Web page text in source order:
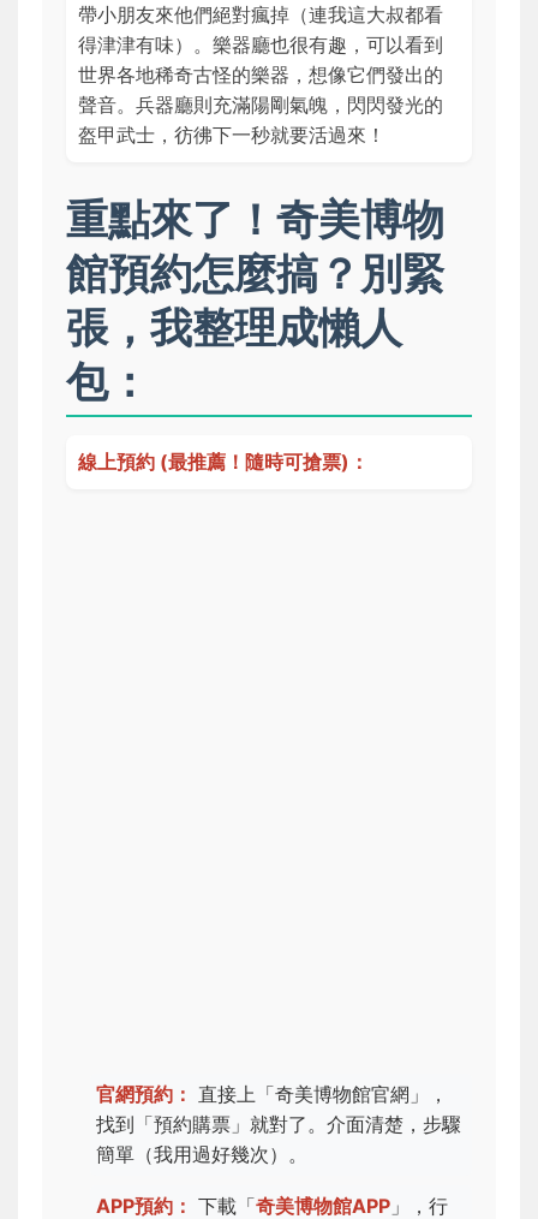
帶小朋友來他們絕對瘋掉（連我這大叔都看
得津津有味）。樂器廳也很有趣，可以看到
世界各地稀奇古怪的樂器，想像它們發出的
聲音。兵器廳則充滿陽剛氣魄，閃閃發光的
盔甲武士，彷彿下一秒就要活過來！
重點來了！奇美博物
館預約怎麼搞？別緊
張，我整理成懶人
包：
線上預約 (最推薦！隨時可搶票)：
官網預約： 直接上「奇美博物館官網」，
找到「預約購票」就對了。介面清楚，步驟
簡單（我用過好幾次）。
APP預約： 下載「奇美博物館APP 」，行